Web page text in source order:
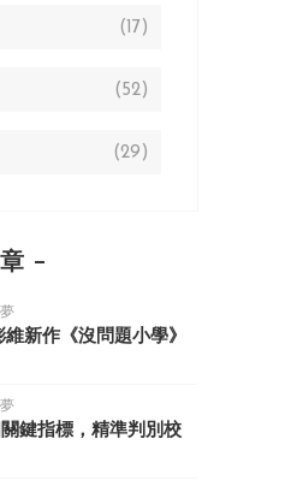
(17)
(52)
(29)
新作《沒問題小學》
鍵指標，精準判別校